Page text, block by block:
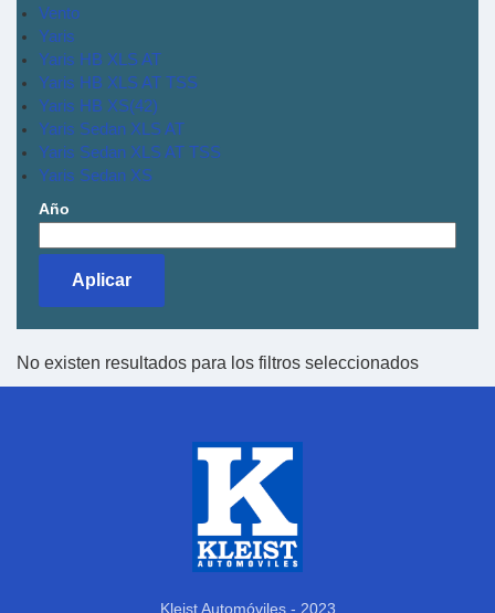
Vento
Yaris
Yaris HB XLS AT
Yaris HB XLS AT TSS
Yaris HB XS(42)
Yaris Sedan XLS AT
Yaris Sedan XLS AT TSS
Yaris Sedan XS
Año
No existen resultados para los filtros seleccionados
Kleist Automóviles - 2023